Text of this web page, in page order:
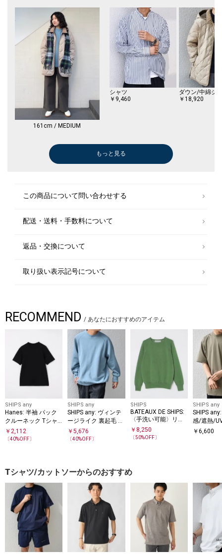
161cm / MEDIUM
シャツ
￥9,460
ダウン/中綿ジ
￥18,920
財布
その他パンツ
シャツ
その他パンツ
スタジャン
もっと見る
この商品について問い合わせする
配送・送料・手数料について
返品・交換について
取り扱い表示記号について
RECOMMEND / あなたにおすすめのアイテム
SHIPS any
Hanes: 半袖 パック
クルーネック Tシャ
ツ 26SS（ブラック）
￥ 2,112
〔40%OFF〕
SHIPS any
SHIPS any: ヴィンテ
ージライク 裏起毛 セ
ミモックネック ラグ
ラン スウェット◇
￥5,676
〔40%OFF〕
SHIPS
BATEAUX DE SHIPS:
〈手洗い可能〉リバ
ーシブル ラグランス
リーブ スウェット セ
￥ 8,250
〔50%OFF〕
SHIPS any
SHIPS
感/遮熱/
COOL
￥6,600
Tシャツ/カットソーからのおすすめ